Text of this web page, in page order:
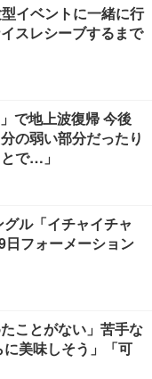
イベントに一緒に行
スレシーブするまで
で地上波復帰 今後
の弱い部分だったり
で…」
ル「イチャイチャ
日フォーメーション
ことがない」苦手な
美味しそう」「可